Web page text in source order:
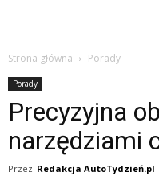
Strona główna Porady
Porady
Precyzyjna
narzędziami
Przez Redakcja AutoTydzień.pl